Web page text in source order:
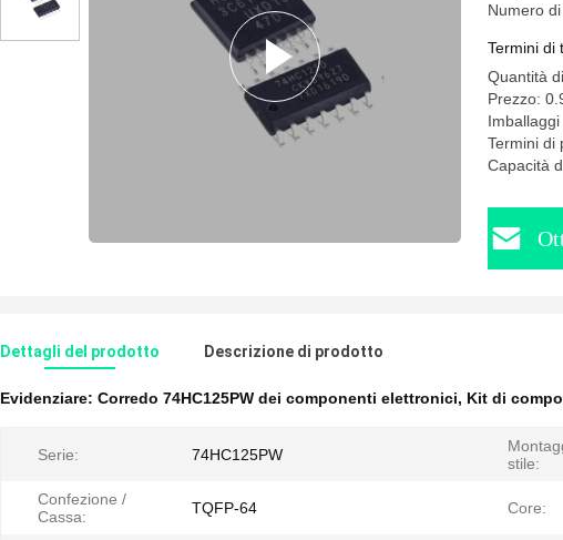
Numero
Termini di
Quantità
Prezzo:
Termini di
Capacità
Dettagli del prodotto Descrizione di prodotto
Evidenziare: Corredo 74HC125PW dei componenti elettronici, Kit di
Serie: 74HC125PW
stile:
Confezione /
Cassa:
TQFP-64 Core: